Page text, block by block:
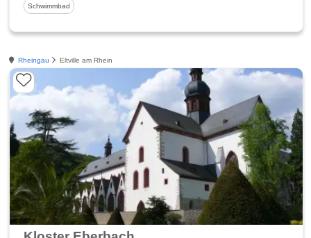
Schwimmbad
Rheingau Eltville am Rhein